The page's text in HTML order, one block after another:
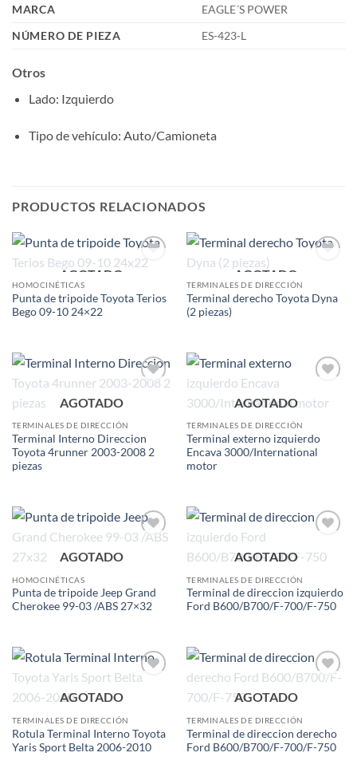
MARCA
EAGLE´S POWER
NÚMERO DE PIEZA
ES-423-L
Otros
Lado: Izquierdo
Tipo de vehículo: Auto/Camioneta
PRODUCTOS RELACIONADOS
AGOTADO
HOMOCINÉTICAS
Punta de tripoide Toyota Terios
Bego 09-10 24×22
AGOTADO
TERMINALES DE DIRECCIÓN
Terminal derecho Toyota Dyna
(2 piezas)
AGOTADO
TERMINALES DE DIRECCIÓN
Terminal Interno Direccion
Toyota 4runner 2003-2008 2
piezas
wishlist
AGOTADO
TERMINALES DE DIRECCIÓN
Terminal externo izquierdo
Encava 3000/International
motor
AGOTADO
HOMOCINÉTICAS
Punta de tripoide Jeep Grand
Cherokee 99-03 /ABS 27×32
wishlist
AGOTADO
TERMINALES DE DIRECCIÓN
Terminal de direccion izquierdo
Ford B600/B700/F-700/F-750
AGOTADO
TERMINALES DE DIRECCIÓN
Rotula Terminal Interno Toyota
Yaris Sport Belta 2006-2010
AGOTADO
TERMINALES DE DIRECCIÓN
Terminal de direccion derecho
Ford B600/B700/F-700/F-750